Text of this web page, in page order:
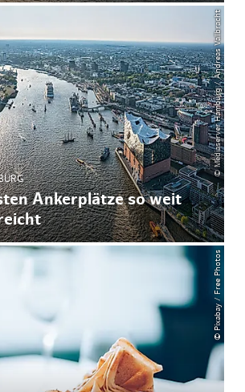
© Mediaserver Hamburg / Andreas Vallbracht
Ankerplätze so weit
© Pixabay / Free Photos